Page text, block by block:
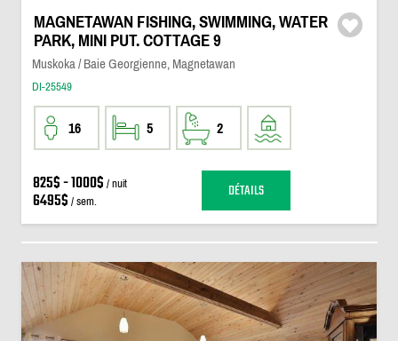
MAGNETAWAN FISHING, SWIMMING, WATER
PARK, MINI PUT. COTTAGE 9
Muskoka / Baie Georgienne, Magnetawan
DI-25549
16 5 2
825$ - 1000$ / nuit
6495$ / sem. DÉTAILS